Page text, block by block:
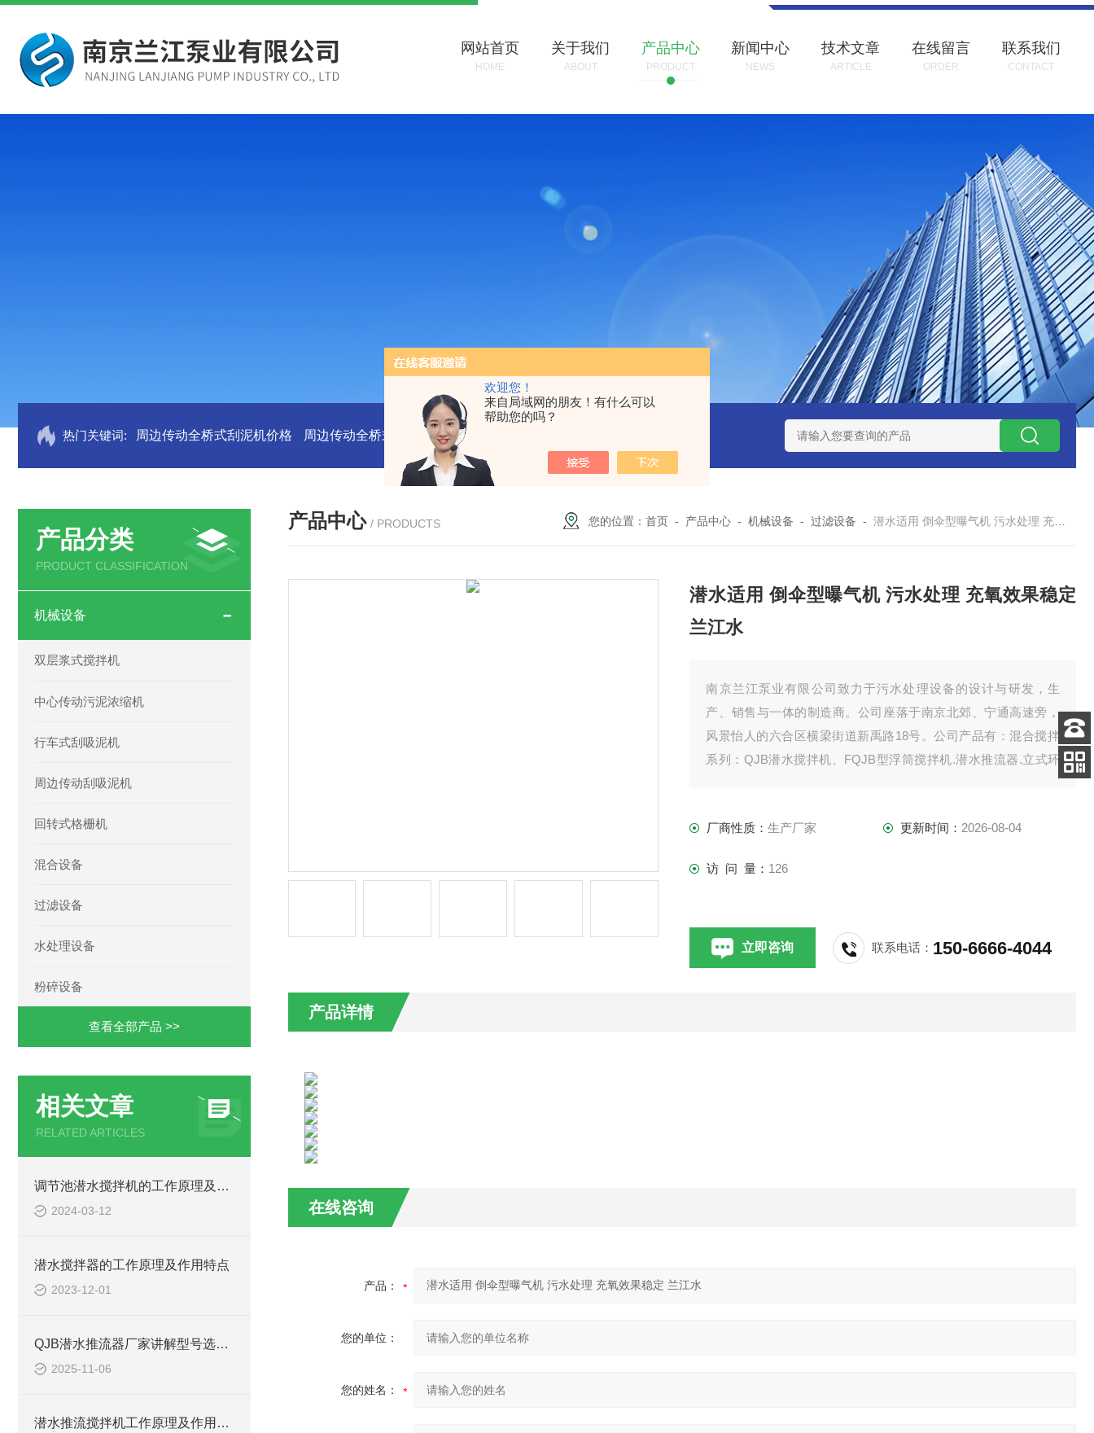
欢迎您！
来自局域网的朋友！有什么可以
帮助您的吗？
网站首页
HOME
关于我们
ABOUT
产品中心
PRODUCT
新闻中心
NEWS
技术文章
ARTICLE
在线留言
ORDER
联系我们
CONTACT
热门关键词: 周边传动全桥式刮泥机价格 周边传动全桥式刮泥机 周边传动半桥式刮泥机安装 周边传动半桥式刮泥机选型 周边传动半桥式刮泥机
产品分类
PRODUCT CLASSIFICATION
机械设备
双层浆式搅拌机
中心传动污泥浓缩机
行车式刮吸泥机
周边传动刮吸泥机
回转式格栅机
混合设备
过滤设备
水处理设备
粉碎设备
查看全部产品 >>
相关文章
RELATED ARTICLES
调节池潜水搅拌机的工作原理及潜水推进器CAD安装图、结构图
2024-03-12
潜水搅拌器的工作原理及作用特点
2023-12-01
QJB潜水推流器厂家讲解型号选型注意事项
2025-11-06
潜水推流搅拌机工作原理及作用特点、安装图、CAD结构图
产品中心 / PRODUCTS 您的位置：首页 - 产品中心 -机械设备 -过滤设备 -潜水适用 倒伞型曝气机 污水处理 充氧效果稳定 兰江水
潜水适用 倒伞型曝气机 污水处理 充氧效果稳定
兰江水
南京兰江泵业有限公司致力于污水处理设备的设计与研发，生
产、销售与一体的制造商。公司座落于南京北郊、宁通高速旁，
风景怡人的六合区横梁街道新禹路18号。公司产品有：混合搅拌
系列：QJB潜水搅拌机、FQJB型浮筒搅拌机.潜水推流器.立式环
厂商性质：生产厂家 更新时间： 2026-08-04
访 问 量： 126
立即咨询 联系电话： 150-6666-4044
产品详情
在线咨询
产品：
您的单位：
您的姓名：
客服
电话